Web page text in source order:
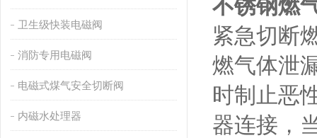
卫生级快装电磁阀
消防专用电磁阀
电磁式煤气安全切断阀
内磁水处理器
不锈钢燃
紧急切断
燃气体泄
时制止恶
器连接，